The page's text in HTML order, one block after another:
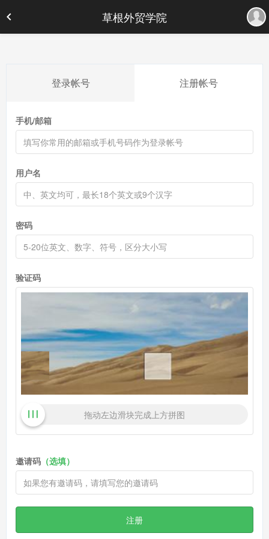
草根外贸学院
登录帐号 注册帐号
手机/邮箱
用户名
密码
验证码
拖动左边滑块完成上方拼图
邀请码 （选填）
注册